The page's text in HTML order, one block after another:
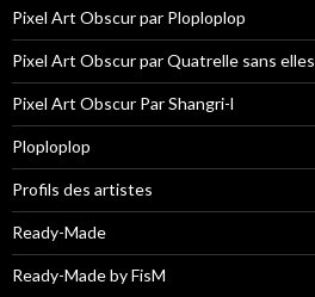
Pixel Art Obscur par Ploploplop
Pixel Art Obscur par Quatrelle sans elles
Pixel Art Obscur Par Shangri-l
Ploploplop
Profils des artistes
Ready-Made
Ready-Made by FisM